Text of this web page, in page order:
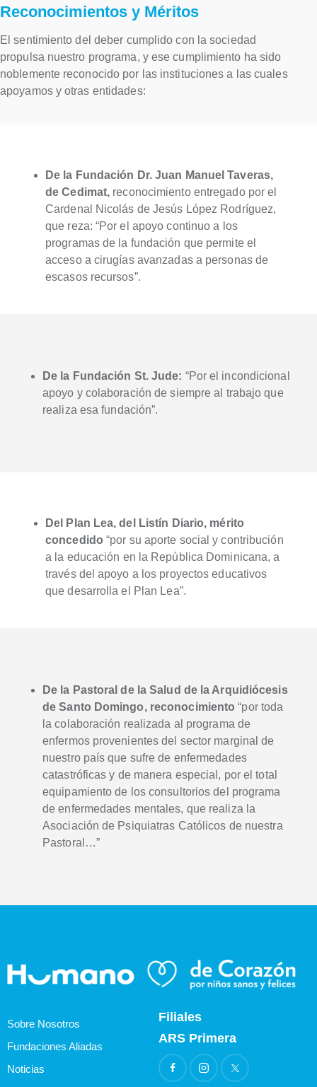
Reconocimientos y Méritos
El sentimiento del deber cumplido con la sociedad
propulsa nuestro programa, y ese cumplimiento ha sido
noblemente reconocido por las instituciones a las cuales
apoyamos y otras entidades:
De la Fundación Dr. Juan Manuel Taveras,
de Cedimat, reconocimiento entregado por el
Cardenal Nicolás de Jesús López Rodríguez,
que reza: “Por el apoyo continuo a los
programas de la fundación que permite el
acceso a cirugías avanzadas a personas de
escasos recursos”.
De la Fundación St. Jude: “Por el incondicional
apoyo y colaboración de siempre al trabajo que
realiza esa fundación”.
Del Plan Lea, del Listín Diario, mérito
concedido “por su aporte social y contribución
a la educación en la República Dominicana, a
través del apoyo a los proyectos educativos
que desarrolla el Plan Lea”.
De la Pastoral de la Salud de la Arquidiócesis
de Santo Domingo, reconocimiento “por toda
la colaboración realizada al programa de
enfermos provenientes del sector marginal de
nuestro país que sufre de enfermedades
catastróficas y de manera especial, por el total
equipamiento de los consultorios del programa
de enfermedades mentales, que realiza la
Asociación de Psiquiatras Católicos de nuestra
Pastoral…”
Sobre Nosotros
Fundaciones Aliadas
Noticias
Filiales
ARS Primera